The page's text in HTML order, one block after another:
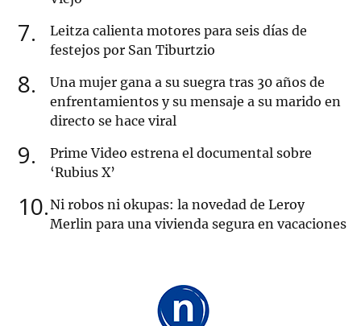
7
Leitza calienta motores para seis días de
festejos por San Tiburtzio
8
Una mujer gana a su suegra tras 30 años de
enfrentamientos y su mensaje a su marido en
directo se hace viral
9
Prime Video estrena el documental sobre
‘Rubius X’
10 Ni robos ni okupas: la novedad de Leroy
Merlin para una vivienda segura en vacaciones